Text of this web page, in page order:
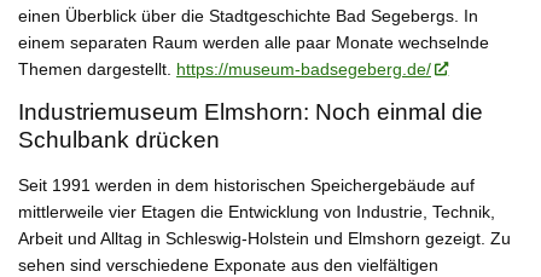
einen Überblick über die Stadtgeschichte Bad Segebergs. In
einem separaten Raum werden alle paar Monate wechselnde
Themen dargestellt. https://museum-badsegeberg.de/
Industriemuseum Elmshorn: Noch einmal die
Schulbank drücken
Seit 1991 werden in dem historischen Speichergebäude auf
mittlerweile vier Etagen die Entwicklung von Industrie, Technik,
Arbeit und Alltag in Schleswig-Holstein und Elmshorn gezeigt. Zu
sehen sind verschiedene Exponate aus den vielfältigen